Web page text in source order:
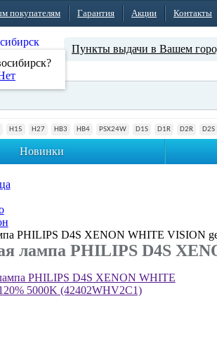
покупателям Гарантия Акции Контакты
Пункты выдачи в Вашем
H15 H27 HB3 HB4 PSX24W D1S D1R D2R D2S
Новинки
PHILIPS D4S XENON WHITE VISION
лампа PHILIPS D4S